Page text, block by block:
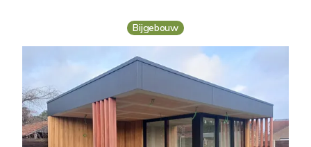
Bijgebouw